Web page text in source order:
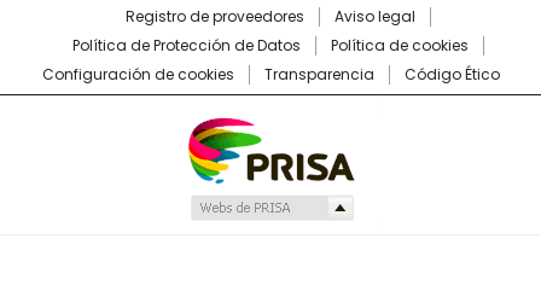
Registro de proveedores
Aviso legal
Política de Protección de Datos
Política de cookies
Configuración de cookies
Transparencia Código Ético